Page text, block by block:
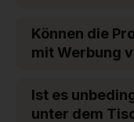
Können die
mit Werbung
Ist es
unter dem